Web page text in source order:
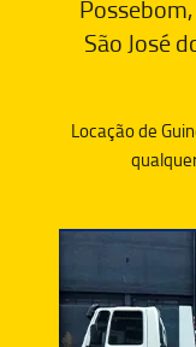
São José
Locação de